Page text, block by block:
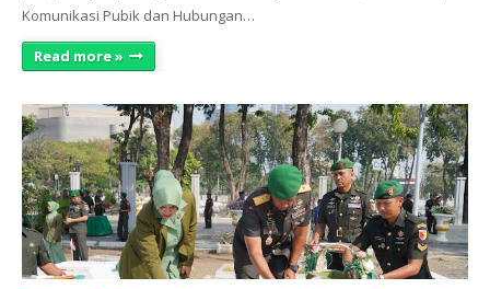
Komunikasi Pubik dan Hubungan…
Read more »